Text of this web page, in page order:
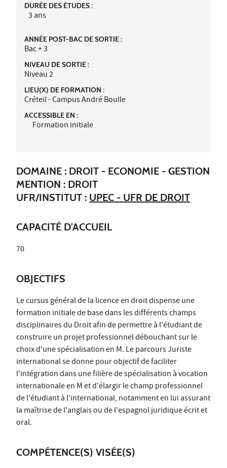
DURÉE DES ÉTUDES :
3 ans
ANNÉE POST-BAC DE SORTIE :
Bac + 3
NIVEAU DE SORTIE :
Niveau 2
LIEU(X) DE FORMATION :
Créteil - Campus André Boulle
ACCESSIBLE EN :
Formation initiale
DOMAINE : DROIT - ECONOMIE - GESTION
MENTION : DROIT
UFR/INSTITUT : UPEC - UFR DE DROIT
CAPACITÉ D'ACCUEIL
70
OBJECTIFS
Le cursus général de la licence en droit dispense une
formation initiale de base dans les différents champs
disciplinaires du Droit afin de permettre à l'étudiant de
construire un projet professionnel débouchant sur le
choix d'une spécialisation en M. Le parcours Juriste
international se donne pour objectif de faciliter
l'intégration dans une filière de spécialisation à vocation
internationale en M et d'élargir le champ professionnel
de l'étudiant à l'international, notamment en lui assurant
la maîtrise de l'anglais ou de l'espagnol juridique écrit et
oral.
COMPÉTENCE(S) VISÉE(S)